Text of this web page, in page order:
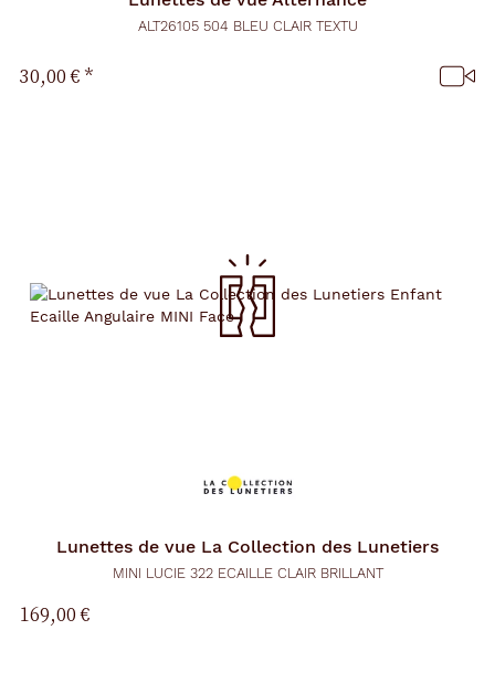
ALT26105 504 BLEU CLAIR TEXTU
30,00 €*
Lunettes de vue La Collection des Lunetiers
MINI LUCIE 322 ECAILLE CLAIR BRILLANT
169,00 €